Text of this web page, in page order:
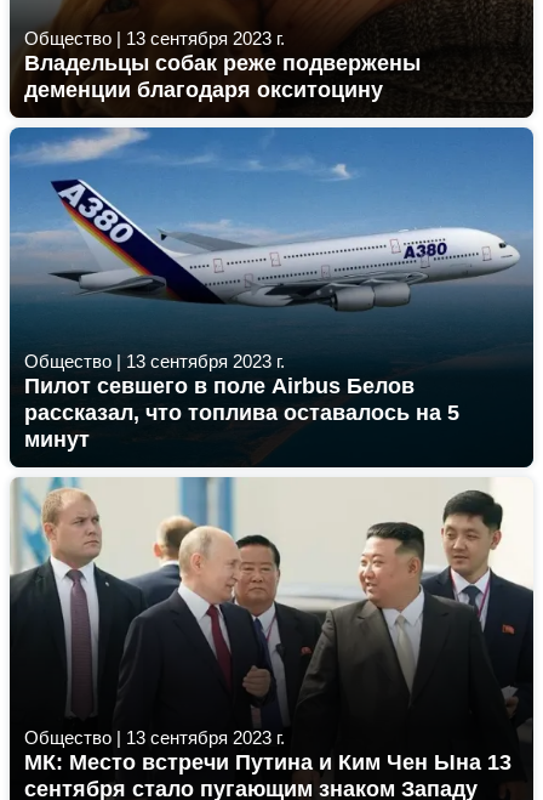
Общество | 13 сентября 2023 г.
Владельцы собак реже подвержены
деменции благодаря окситоцину
Общество | 13 сентября 2023 г.
Пилот севшего в поле Airbus Белов
рассказал, что топлива оставалось на 5
минут
Общество | 13 сентября 2023 г.
МК: Место встречи Путина и Ким Чен Ына 13
сентября стало пугающим знаком Западу